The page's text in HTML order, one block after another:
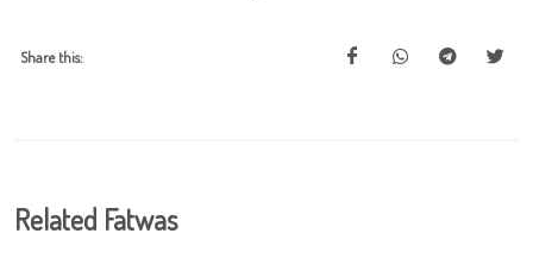
Share this:
Related Fatwas